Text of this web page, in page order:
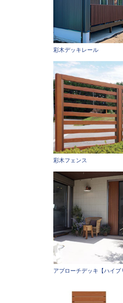
彩木デッキレール
彩木フェンス
アプローチデッキ【ハイブ